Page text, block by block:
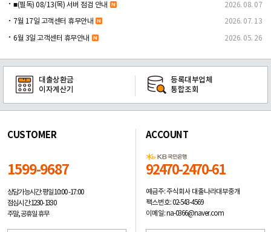
■(필독) 08/13(목) 서버 점검 안내 2026. 08. 07
7월 17일 고객센터 휴무안내 2026. 07. 13
6월 3일 고객센터 휴무안내 2026. 05. 26
대출상환금
이자계산기
등록대부업체
통합조회
CUSTOMER
1599-9687
상담가능시간: 평일10:00 -17:00
점심시간: 12:30 - 13:30
주말, 공휴일 휴무
ACCOUNT
92470-2470-61
예금주: 주식회사 대출나라대부중개
팩스번호: 02-543-4569
이메일: na-0366@naver.com